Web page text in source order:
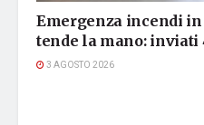
Emergenza incendi
tende la mano:
3 AGOSTO 2026